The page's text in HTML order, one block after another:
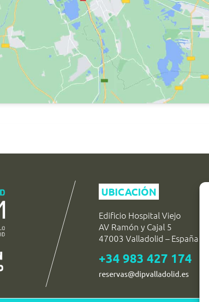
UBICACIÓN
Edificio Hospital Viejo
AV Ramón y Cajal 5
47003 Valladolid – España
+34 983 427 174
reservas@dipvalladolid.es